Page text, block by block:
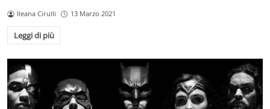
Ileana Cirulli 13 Marzo 2021
Leggi di più